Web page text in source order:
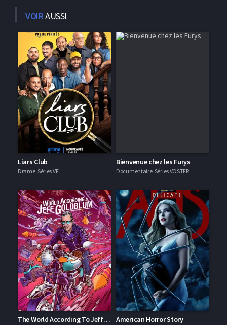
VOIRAUSSI
Liars Club
Drame, Séries VF
Bienvenue chez les Furys
Documentaire, Séries VOSTFR
The World According To Jeff Goldblum American Horror Story